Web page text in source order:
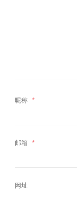
昵称 *
邮箱 *
网址